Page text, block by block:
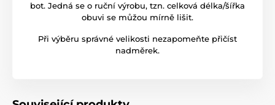
bot. Jedná se o ruční výrobu, tzn. celková délka/šířka
obuvi se můžou mírně lišit.
Při výběru správné velikosti nezapomeňte přičíst
nadměrek.